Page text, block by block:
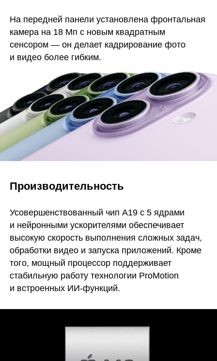
На передней панели установлена фронтальная
камера на 18 Мп с новым квадратным
сенсором — он делает кадрирование фото
и видео более гибким.
Производительность
Усовершенствованный чип A19 с 5 ядрами
и нейронными ускорителями обеспечивает
высокую скорость выполнения сложных задач,
обработки видео и запуска приложений. Кроме
того, мощный процессор поддерживает
стабильную работу технологии ProMotion
и встроенных ИИ-функций.